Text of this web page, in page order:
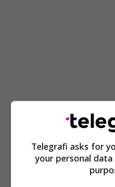
Telegrafi asks for
your personal